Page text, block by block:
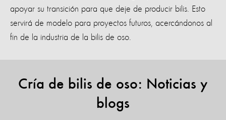
apoyar su transición para que deje de producir bilis. Esto
servirá de modelo para proyectos futuros, acercándonos al
fin de la industria de la bilis de oso.
Cría de bilis de oso: Noticias y
blogs